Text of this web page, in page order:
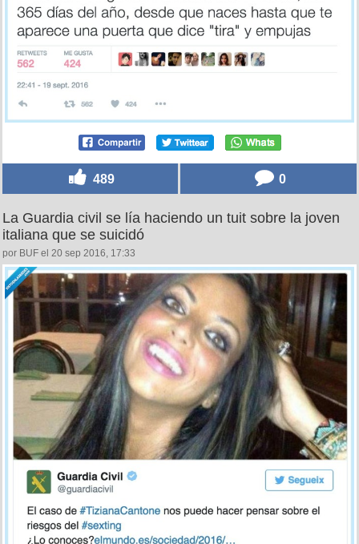
489 0
La Guardia civil se lía haciendo un tuit sobre la joven
italiana que se suicidó
por BUF el 20 sep 2016, 17:33